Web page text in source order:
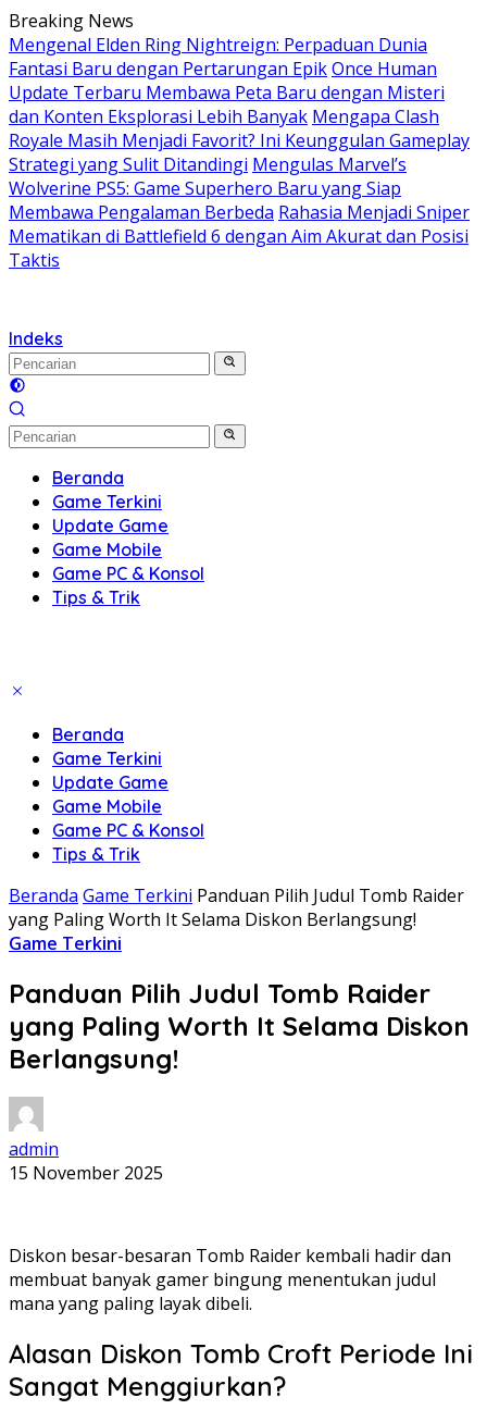
Langsung
ke
konten
Breaking News
Mengenal Elden Ring Nightreign: Perpaduan Dunia
Fantasi Baru dengan Pertarungan EpikOnce Human
Update Terbaru Membawa Peta Baru dengan Misteri
dan Konten Eksplorasi Lebih Banyak Mengapa Clash
Royale Masih Menjadi Favorit? Ini Keunggulan Gameplay
Strategi yang Sulit Ditandingi Mengulas Marvel’s
Wolverine PS5: Game Superhero Baru yang Siap
Membawa Pengalaman Berbeda Rahasia Menjadi Sniper
Mematikan di Battlefield 6 dengan Aim Akurat dan Posisi
Taktis
Indeks
Beranda
Game Terkini
Update Game
Game Mobile
Game PC & Konsol
Tips & Trik
Beranda
Game Terkini
Update Game
Game Mobile
Game PC & Konsol
Tips & Trik
Beranda Game Terkini Panduan Pilih Judul Tomb Raider
yang Paling Worth It Selama Diskon Berlangsung!
Game Terkini
Panduan Pilih Judul Tomb Raider
yang Paling Worth It Selama Diskon
Berlangsung!
admin
15 November 2025
Diskon besar-besaran Tomb Raider kembali hadir dan
membuat banyak gamer bingung menentukan judul
mana yang paling layak dibeli.
Alasan Diskon Tomb Croft Periode Ini
Sangat Menggiurkan?